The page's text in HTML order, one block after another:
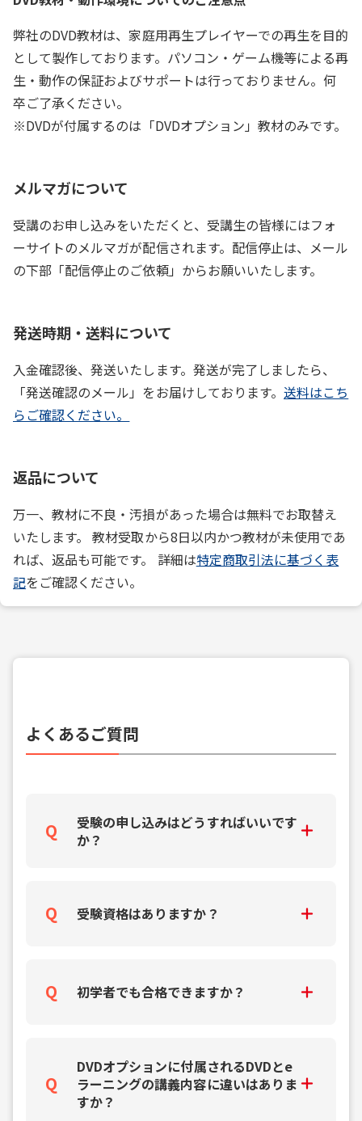
弊社のDVD教材は、家庭用再生プレイヤーでの再生を目的
として製作しております。パソコン・ゲーム機等による再
生・動作の保証およびサポートは行っておりません。何
卒ご了承ください。
※DVDが付属するのは「DVDオプション」教材のみです。
メルマガについて
受講のお申し込みをいただくと、受講生の皆様にはフォ
ーサイトのメルマガが配信されます。配信停止は、メール
の下部「配信停止のご依頼」からお願いいたします。
発送時期・送料について
入金確認後、発送いたします。発送が完了しましたら、
「発送確認のメール」をお届けしております。送料はこち
らご確認ください。
返品について
万一、教材に不良・汚損があった場合は無料でお取替え
いたします。 教材受取から8日以内かつ教材が未使用であ
れば、返品も可能です。 詳細は特定商取引法に基づく表
記をご確認ください。
よくあるご質問
受験の申し込みはどうすればいいです
か？
受験資格はありますか？
初学者でも合格できますか？
DVDオプションに付属されるDVDとe
ラーニングの講義内容に違いはありま
すか？